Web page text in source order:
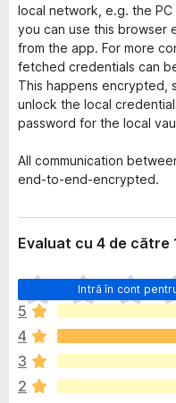
local network, e.g. the
you can use this browser
from the app. For more
fetched credentials can
This happens encrypted,
unlock the local
password for the local
All communication
end-to-end-encrypted.
Evaluat cu 4 de către
Intră în cont
N
u
e
x
i
s
t
5
4
3
2